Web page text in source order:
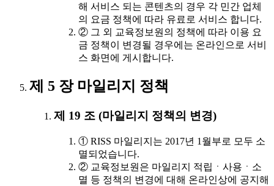
해 서비스 되는 콘텐츠의 경우 각 민간 업체
의 요금 정책에 따라 유료로 서비스 합니다.
② 그 외 교육정보원의 정책에 따라 이용 요
금 정책이 변경될 경우에는 온라인으로 서비
스 화면에 게시합니다.
제 5 장 마일리지 정책
제 19 조 (마일리지 정책의 변경)
① RISS 마일리지는 2017년 1월부로 모두 소
멸되었습니다.
② 교육정보원은 마일리지 적립ㆍ사용ㆍ소
멸 등 정책의 변경에 대해 온라인상에 공지해